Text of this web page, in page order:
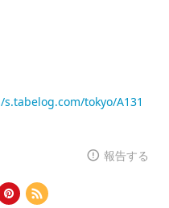
tokyo/A131
報告する